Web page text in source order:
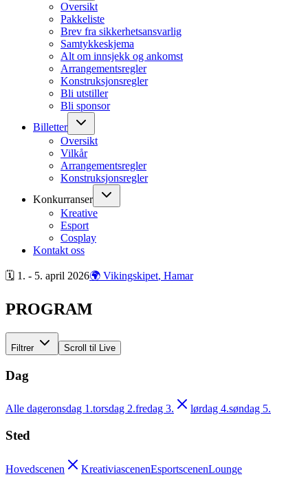
Oversikt
Pakkeliste
Brev fra sikkerhetsansvarlig
Samtykkeskjema
Alt om innsjekk og ankomst
Arrangementsregler
Konstruksjonsregler
Bli utstiller
Bli sponsor
Billetter
Oversikt
Vilkår
Arrangementsregler
Konstruksjonsregler
Konkurranser
Kreative
Esport
Cosplay
Kontakt oss
🗓 1. - 5. april 2026🌍 Vikingskipet, Hamar
PROGRAM
Filtrer Scroll til Live
Dag
Alle dageronsdag 1.torsdag 2.fredag 3. lørdag 4.søndag 5.
Sted
Hovedscenen KreativiascenenEsportscenenLounge